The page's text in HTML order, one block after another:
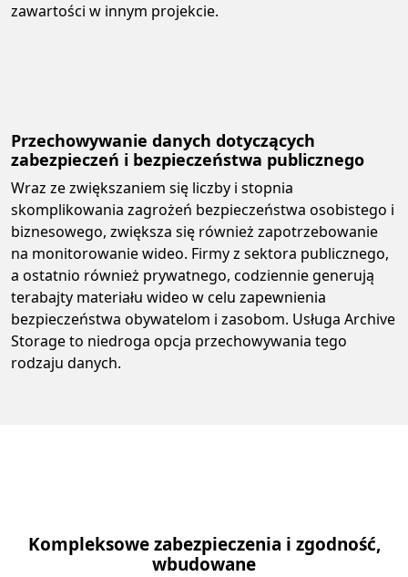
zawartości w innym projekcie.
Przechowywanie danych dotyczących
zabezpieczeń i bezpieczeństwa publicznego
Wraz ze zwiększaniem się liczby i stopnia
skomplikowania zagrożeń bezpieczeństwa osobistego i
biznesowego, zwiększa się również zapotrzebowanie
na monitorowanie wideo. Firmy z sektora publicznego,
a ostatnio również prywatnego, codziennie generują
terabajty materiału wideo w celu zapewnienia
bezpieczeństwa obywatelom i zasobom. Usługa Archive
Storage to niedroga opcja przechowywania tego
rodzaju danych.
Kompleksowe zabezpieczenia i zgodność,
wbudowane